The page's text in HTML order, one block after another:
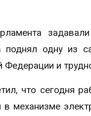
поднял одну из
Федерации и
что сегодня
механизме